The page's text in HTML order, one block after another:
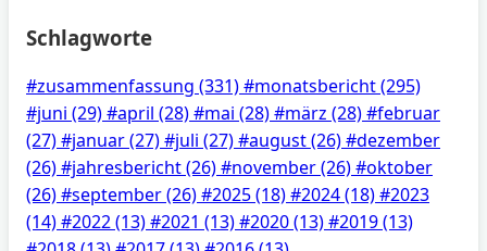
Schlagworte
#zusammenfassung (331)#monatsbericht(295)
#juni (29)#april (28)#mai (28)#märz (28)#februar
(27)#januar(27)#juli (27)#august(26)#dezember
(26)#jahresbericht(26)#november(26)#oktober
(26)#september(26)#2025(18)#2024(18)#2023
(14)#2022(13)#2021 (13)#2020(13)#2019(13)